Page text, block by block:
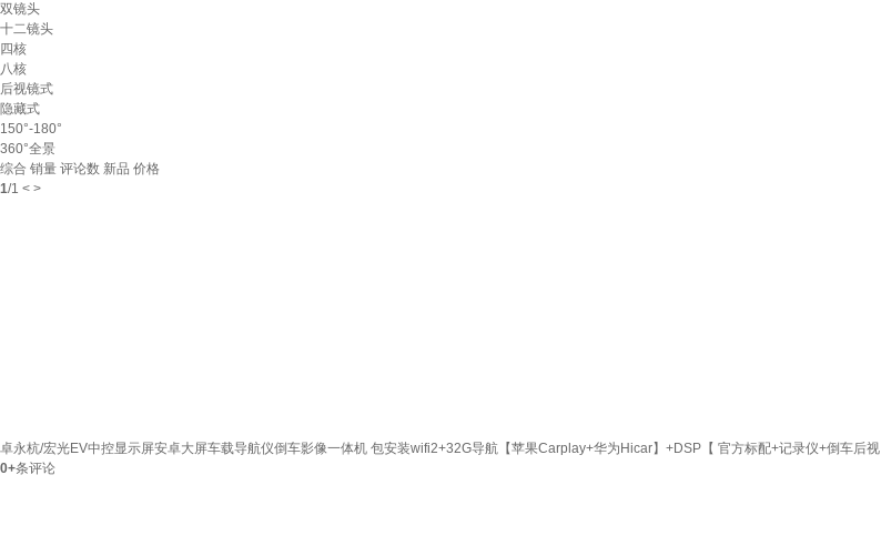
双镜头
十二镜头
四核
八核
后视镜式
隐藏式
150°-180°
360°全景
综合 销量 评论数 新品 价格
1/1 < >
卓永杭/宏光EV中控显示屏安卓大屏车载导航仪倒车影像一体机 包安装wifi2+32G导航【苹果Carplay+华为Hicar】+DSP【 官方标配+记录仪+倒车后视
0+条评论